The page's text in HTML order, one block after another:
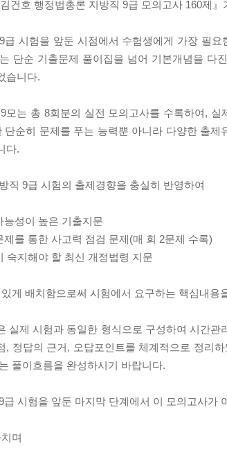
김건호 행정법총론 지방직 9급 모의고사 160제
급 시험을 앞둔 시점에서 수험생에게 가장 필
단순 기출문제 풀이집을 넘어 기본개념을 다
습니다.
모는 총 8회분의 실전 모의고사를 수록하여,
단순히 문제를 푸는 능력뿐 아니라 다양한 출
다.
직 9급 시험의 출제경향을 충실히 반영하여
능성이 높은 기출지문
제를 통한 사고력 점검 문제(매 회 2문제 수록)
숙지해야 할 최신 개정법령 지문
게 배치함으로써 시험에서 요구하는 핵심내용
실제 시험과 동일한 형식으로 구성하여 시간
, 정답의 근거, 오답포인트를 체계적으로 정리
풀이흐름을 완성하시기 바랍니다.
급 시험을 앞둔 마지막 단계에서 이 모의고사가
며